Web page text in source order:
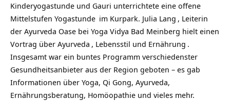
Kinderyogastunde und Gauri unterrichtete eine offene
Mittelstufen Yogastunde im Kurpark. Julia Lang , Leiterin
der Ayurveda Oase bei Yoga Vidya Bad Meinberg hielt einen
Vortrag über Ayurveda , Lebensstil und Ernährung .
Insgesamt war ein buntes Programm verschiedenster
Gesundheitsanbieter aus der Region geboten – es gab
Informationen über Yoga, Qi Gong, Ayurveda,
Ernährungsberatung, Homöopathie und vieles mehr.